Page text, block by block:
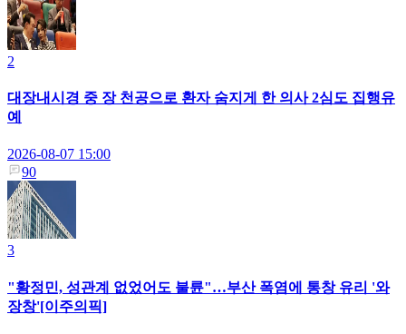
2
대장내시경 중 장 천공으로 환자 숨지게 한 의사 2심도 집행유
예
2026-08-07 15:00
90
3
"황정민, 성관계 없었어도 불륜"…부산 폭염에 통창 유리 '와
장창'[이주의픽]